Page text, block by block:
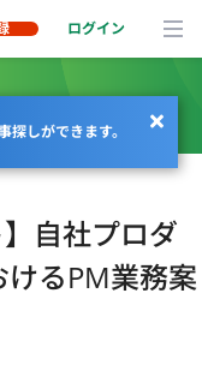
ログイン
探しができます。
自社プロダ
るPM業務案